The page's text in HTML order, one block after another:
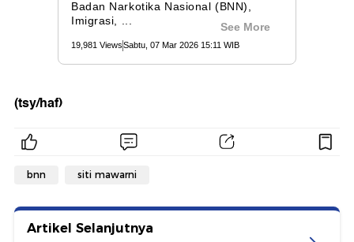
(tsy/haf)
bnn siti mawarni
Artikel Selanjutnya